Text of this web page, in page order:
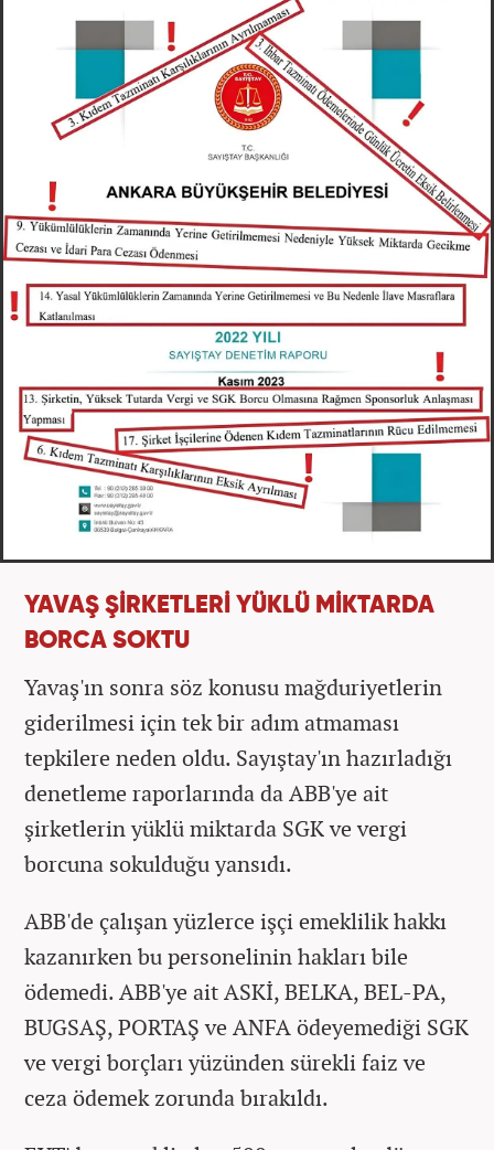
YAVAŞ ŞİRKETLERİ YÜKLÜ MİKTARDA
BORCA SOKTU
Yavaş'ın sonra söz konusu mağduriyetlerin
giderilmesi için tek bir adım atmaması
tepkilere neden oldu. Sayıştay'ın hazırladığı
denetleme raporlarında da ABB'ye ait
şirketlerin yüklü miktarda SGK ve vergi
borcuna sokulduğu yansıdı.
ABB'de çalışan yüzlerce işçi emeklilik hakkı
kazanırken bu personelinin hakları bile
ödemedi. ABB'ye ait ASKİ, BELKA, BEL-PA,
BUGSAŞ, PORTAŞ ve ANFA ödeyemediği SGK
ve vergi borçları yüzünden sürekli faiz ve
ceza ödemek zorunda bırakıldı.